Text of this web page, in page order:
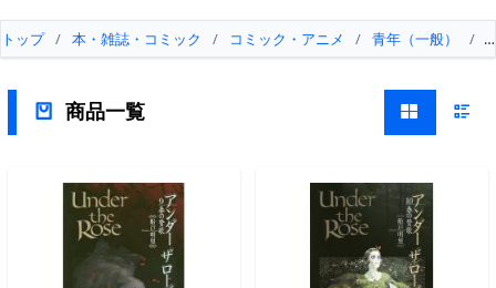
トップ / 本・雑誌・コミック / コミック・アニメ / 青年（一般） /
商品一覧